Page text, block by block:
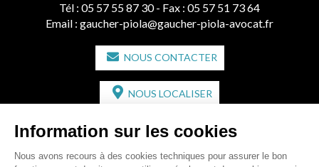
Tél : 05 57 55 87 30 - Fax : 05 57 51 73 64
Email : gaucher-piola@gaucher-piola-avocat.fr
NOUS CONTACTER
NOUS LOCALISER
CABINET SECONDAIRE
2 bis Avenue de l'Europe